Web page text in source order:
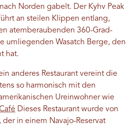
Norden gabelt. Der Kyhv Peak
an steilen Klippen entlang,
atemberaubenden 360-Grad-
umliegenden Wasatch Berge, den
hat.
anderes Restaurant vereint die
so harmonisch mit den
Ureinwohner wie
Dieses Restaurant wurde von
in einem Navajo-Reservat